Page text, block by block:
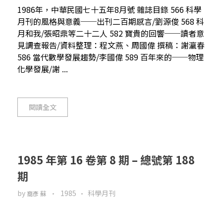
1986年，中華民國七十五年8月號 雜誌目錄 566 科學
月刊的風格與意義──出刊二百期感言/劉源俊 568 科
月和我/張昭鼎等二十二人 582 寶貴的回響──讀者意
見調查報告/資料整理：程文燕、周國偉 撰稿：謝瀛春
586 當代數學發展趨勢/李國偉 589 百年來的──物理
化學發展/謝 ...
閱讀全文
1985 年第 16 卷第 8 期 – 總號第 188
期
by 裔彥 蘇 1985 科學月刊